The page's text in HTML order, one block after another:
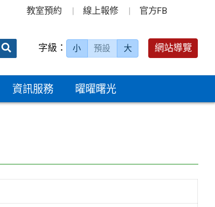
教室預約 線上報修 官方FB
送出 字級： 小 預設 大 網站導覽
資訊服務 曜曜曙光